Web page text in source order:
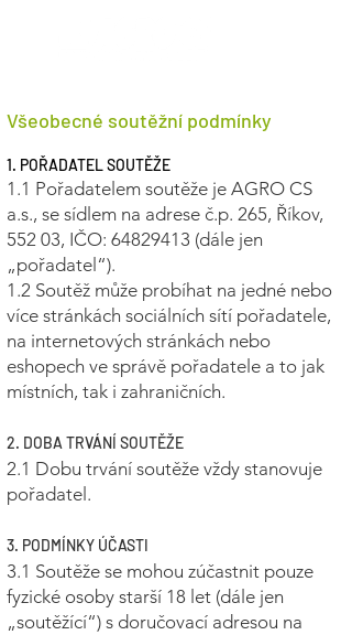
Všeobecné soutěžní podmínky
1. POŘADATEL SOUTĚŽE
1.1 Pořadatelem soutěže je AGRO CS
a.s., se sídlem na adrese č.p. 265, Říkov,
552 03, IČO: 64829413 (dále jen
„pořadatel“).
1.2 Soutěž může probíhat na jedné nebo
více stránkách sociálních sítí pořadatele,
na internetových stránkách nebo
eshopech ve správě pořadatele a to jak
místních, tak i zahraničních.
2. DOBA TRVÁNÍ SOUTĚŽE
2.1 Dobu trvání soutěže vždy stanovuje
pořadatel.
3. PODMÍNKY ÚČASTI
3.1 Soutěže se mohou zúčastnit pouze
fyzické osoby starší 18 let (dále jen
„soutěžící“) s doručovací adresou na